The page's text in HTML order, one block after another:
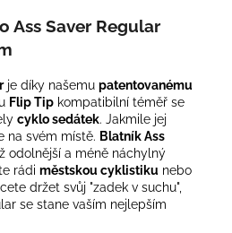
Ass Saver Regular
je díky našemu patentovanému
Flip Tip kompatibilní téměř se
cyklo sedátek. Jakmile jej
na svém místě. Blatník Ass
odolnější a méně náchylný
rádi městskou cyklistiku nebo
držet svůj "zadek v suchu",
se stane vaším nejlepším